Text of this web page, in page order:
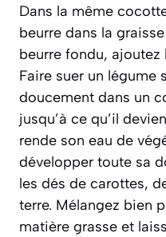
Dans la même
beurre dans la
beurre fondu, ajoutez
Faire suer un légume
doucement dans un
jusqu’à ce qu’il
rende son eau de
développer toute sa
les dés de carottes,
terre. Mélangez bien
matière grasse et